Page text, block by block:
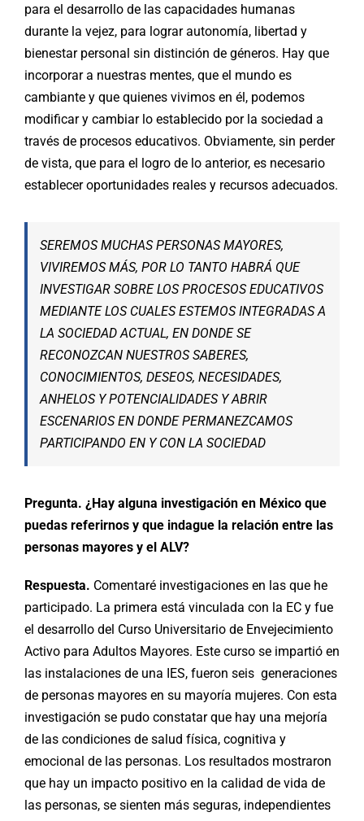
para el desarrollo de las capacidades humanas
durante la vejez, para lograr autonomía, libertad y
bienestar personal sin distinción de géneros. Hay que
incorporar a nuestras mentes, que el mundo es
cambiante y que quienes vivimos en él, podemos
modificar y cambiar lo establecido por la sociedad a
través de procesos educativos. Obviamente, sin perder
de vista, que para el logro de lo anterior, es necesario
establecer oportunidades reales y recursos adecuados.
SEREMOS MUCHAS PERSONAS MAYORES,
VIVIREMOS MÁS, POR LO TANTO HABRÁ QUE
INVESTIGAR SOBRE LOS PROCESOS EDUCATIVOS
MEDIANTE LOS CUALES ESTEMOS INTEGRADAS A
LA SOCIEDAD ACTUAL, EN DONDE SE
RECONOZCAN NUESTROS SABERES,
CONOCIMIENTOS, DESEOS, NECESIDADES,
ANHELOS Y POTENCIALIDADES Y ABRIR
ESCENARIOS EN DONDE PERMANEZCAMOS
PARTICIPANDO EN Y CON LA SOCIEDAD
Pregunta. ¿Hay alguna investigación en México que
puedas referirnos y que indague la relación entre las
personas mayores y el ALV?
Respuesta. Comentaré investigaciones en las que he
participado. La primera está vinculada con la EC y fue
el desarrollo del Curso Universitario de Envejecimiento
Activo para Adultos Mayores. Este curso se impartió en
las instalaciones de una IES, fueron seis generaciones
de personas mayores en su mayoría mujeres. Con esta
investigación se pudo constatar que hay una mejoría
de las condiciones de salud física, cognitiva y
emocional de las personas. Los resultados mostraron
que hay un impacto positivo en la calidad de vida de
las personas, se sienten más seguras, independientes